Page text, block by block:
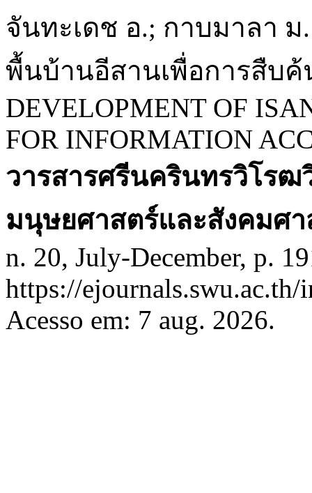
จันทะเดช อ.; กาบมาลา
พื้นบ้านอีสานเพื่อการสืบค้
DEVELOPMENT OF
FOR INFORMATION
วารสารศรีนครินทรวิโร
มนุษยศาสตร์และสังคมศา
n. 20, July-December, p.
https://
Acesso em: 7 aug. 2026.